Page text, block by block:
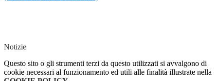
Notizie
Questo sito o gli strumenti terzi da questo utilizzati si avvalgono di
cookie necessari al funzionamento ed utili alle finalità illustrate nella